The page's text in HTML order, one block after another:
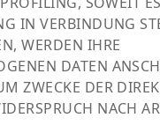
IN VERBINDUNG
WERDEN IHRE
DATEN
ZWECKE DER
NACH